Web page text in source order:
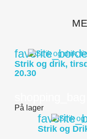
Strik og drik,
20.30
På lager
Strik og